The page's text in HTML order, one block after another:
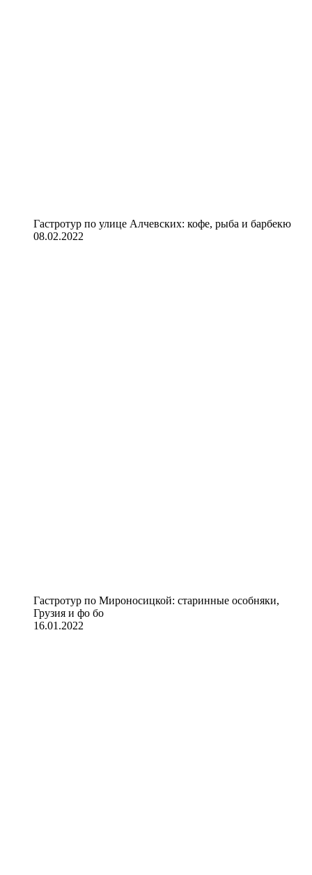
Гастротур по улице Алчевских: кофе, рыба и барбекю
08.02.2022
Гастротур по Мироносицкой: старинные особняки,
Грузия и фо бо
16.01.2022